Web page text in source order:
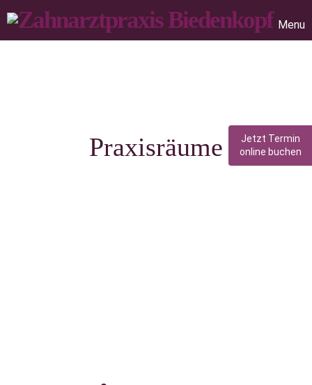
Menu
Jetzt Termin
online buchen
Praxisräume